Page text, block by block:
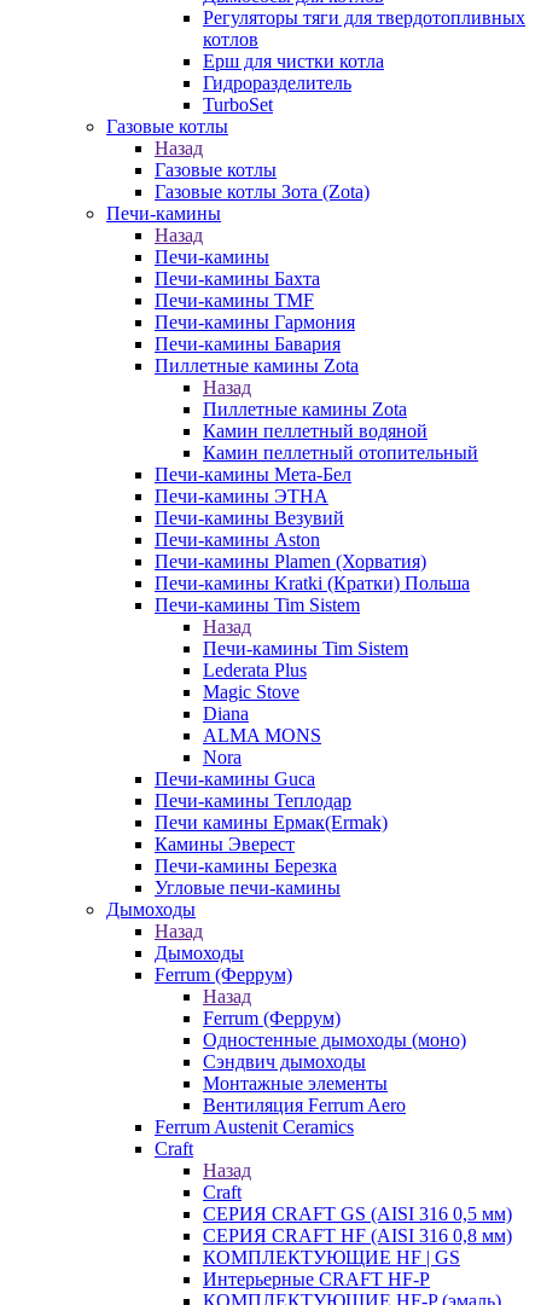
Регуляторы тяги для твердотопливных
котлов
Ерш для чистки котла
Гидроразделитель
TurboSet
Газовые котлы
Назад
Газовые котлы
Газовые котлы Зота (Zota)
Печи-камины
Назад
Печи-камины
Печи-камины Бахта
Печи-камины TMF
Печи-камины Гармония
Печи-камины Бавария
Пиллетные камины Zota
Назад
Пиллетные камины Zota
Камин пеллетный водяной
Камин пеллетный отопительный
Печи-камины Мета-Бел
Печи-камины ЭТНА
Печи-камины Везувий
Печи-камины Aston
Печи-камины Plamen (Хорватия)
Печи-камины Kratki (Кратки) Польша
Печи-камины Tim Sistem
Назад
Печи-камины Tim Sistem
Lederata Plus
Magic Stove
Diana
ALMA MONS
Nora
Печи-камины Guca
Печи-камины Теплодар
Печи камины Ермак(Ermak)
Камины Эверест
Печи-камины Березка
Угловые печи-камины
Дымоходы
Назад
Дымоходы
Ferrum (Феррум)
Назад
Ferrum (Феррум)
Одностенные дымоходы (моно)
Сэндвич дымоходы
Монтажные элементы
Вентиляция Ferrum Aero
Ferrum Austenit Ceramics
Craft
Назад
Craft
СЕРИЯ CRAFT GS (AISI 316 0,5 мм)
СЕРИЯ CRAFT HF (AISI 316 0,8 мм)
КОМПЛЕКТУЮЩИЕ HF | GS
Интерьерные CRAFT HF-P
КОМПЛЕКТУЮЩИЕ HF-P (эмаль)